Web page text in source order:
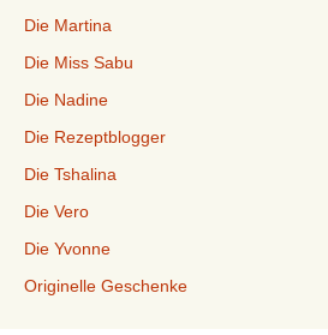
Die Martina
Die Miss Sabu
Die Nadine
Die Rezeptblogger
Die Tshalina
Die Vero
Die Yvonne
Originelle Geschenke